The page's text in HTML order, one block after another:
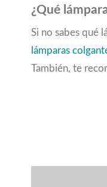
oro rosado
pastel verde
plata(1)
plata, níquel-
¿Qué
Si no sabes qué
lámparas
También, te